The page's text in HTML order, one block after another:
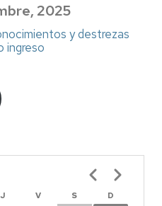
2025
y destrezas
ingreso
J V S
D
Paginación